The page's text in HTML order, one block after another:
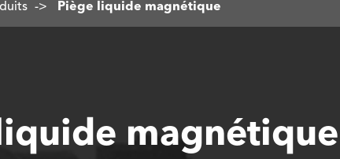
Piège liquide magnétique
magnétique